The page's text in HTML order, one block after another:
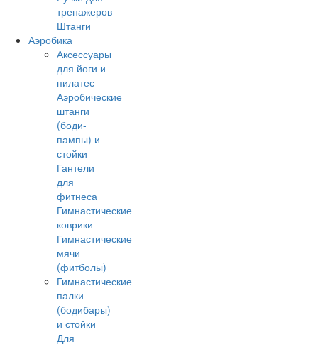
тренажеров
Штанги
Аэробика
Аксессуары
для йоги и
пилатес
Аэробические
штанги
(боди-
пампы) и
стойки
Гантели
для
фитнеса
Гимнастические
коврики
Гимнастические
мячи
(фитболы)
Гимнастические
палки
(бодибары)
и стойки
Для